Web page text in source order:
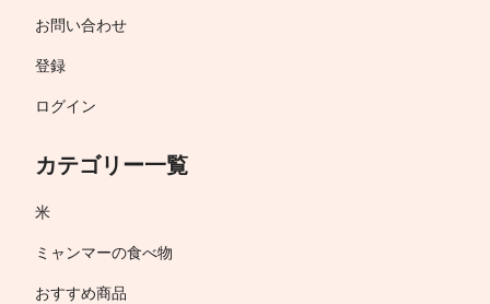
お問い合わせ
登録
ログイン
カテゴリー一覧
米
ミャンマーの食べ物
おすすめ商品